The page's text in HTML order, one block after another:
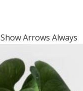
Show Arrows Always